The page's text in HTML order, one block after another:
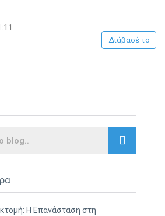
Διάβασέ το
Search
Η Επανάσταση στη